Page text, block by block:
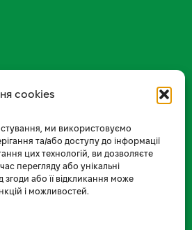
cookies
ми використовуємо
та/або доступу до інформації
цих технологій, ви дозволяєте
перегляду або унікальні
згоди або її відкликання може
і можливостей.